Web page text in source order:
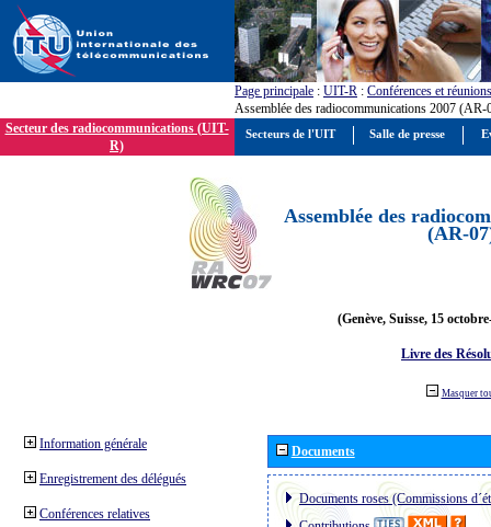
Page principale : UIT-R : Conférences et réunions
Assemblée des radiocommunications 2007 (AR-
Secteur des radiocommunications (UIT-
R)
Assemblée des
(AR-
(Genève, Suisse, 15
Livre des
Masquer
Information générale
Enregistrement des délégués
Conférences relatives
Documents
Documents roses (Commissions
Secteurs de l'UIT Salle de presse